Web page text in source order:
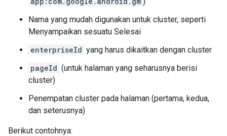
Nama yang mudah digunakan untuk cluster, seperti
Menyampaikan sesuatu Selesai
enterpriseId yang harus dikaitkan dengan cluster
pageId (untuk halaman yang seharusnya berisi
cluster)
Penempatan cluster pada halaman (pertama, kedua,
dan seterusnya)
Berikut contohnya: